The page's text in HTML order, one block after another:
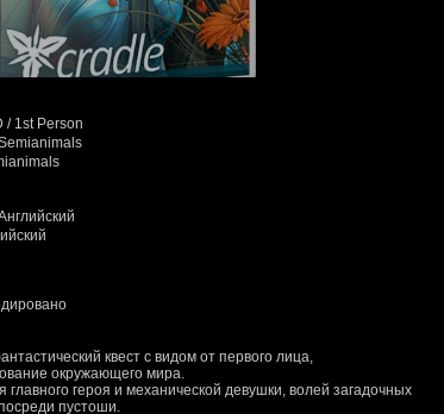
/ 1st Person
Английский
квест с видом от первого лица,
окружающего мира.
героя и механической девушки, волей загадочных
пустоши.